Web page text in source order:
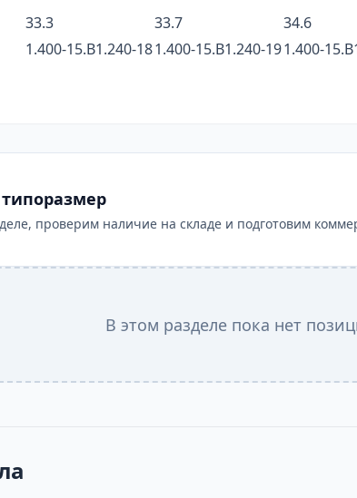
33.3 33.7
34.6
1.400-15.B1.240-181.400-15.B1.240-191.400-
проверим наличие на складе и подготовим
В этом разделе пока нет